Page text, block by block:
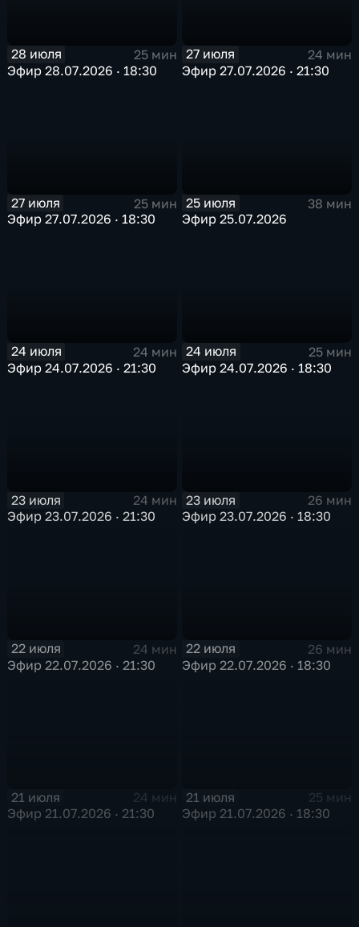
28 июля
25 мин
Эфир 28.07.2026 · 18:30
27 июля
24 мин
Эфир 27.07.2026 · 21:30
27 июля
25 мин
Эфир 27.07.2026 · 18:30
25 июля
38 мин
Эфир 25.07.2026
24 июля
24 мин
Эфир 24.07.2026 · 21:30
24 июля
25 мин
Эфир 24.07.2026 · 18:30
23 июля
24 мин
Эфир 23.07.2026 · 21:30
23 июля
26 мин
Эфир 23.07.2026 · 18:30
22 июля
24 мин
Эфир 22.07.2026 · 21:30
22 июля
26 мин
Эфир 22.07.2026 · 18:30
21 июля
24 мин
Эфир 21.07.2026 · 21:30
21 июля
25 мин
Эфир 21.07.2026 · 18:30